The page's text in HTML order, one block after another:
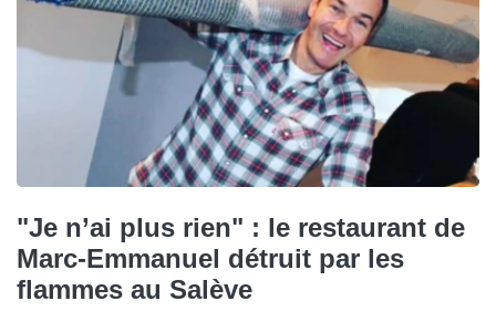
"Je n’ai plus rien" : le restaurant de
Marc-Emmanuel détruit par les
flammes au Salève